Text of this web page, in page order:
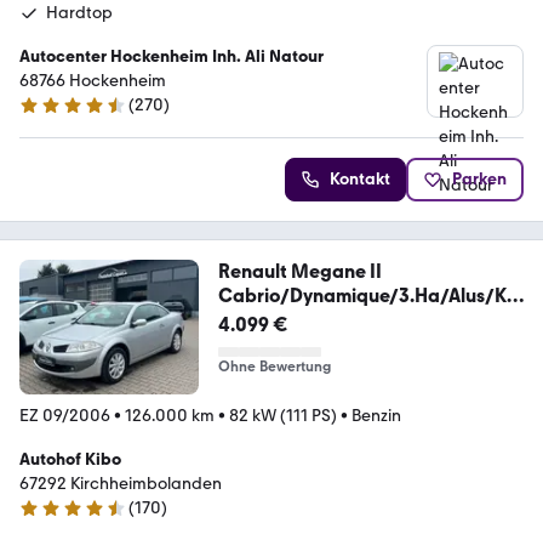
Hardtop
Autocenter Hockenheim Inh. Ali Natour
68766 Hockenheim
4.7 Sterne
(270)
Kontakt Parken
Renault Megane II
Cabrio/Dynamique/3.Ha/Alus/Kli
maau/TOP
4.099 €
Ohne Bewertung
EZ 09/2006• 126.000 km • 82 kW (111 PS) • Benzin
Autohof Kibo
67292 Kirchheimbolanden
4.4 Sterne
(170)